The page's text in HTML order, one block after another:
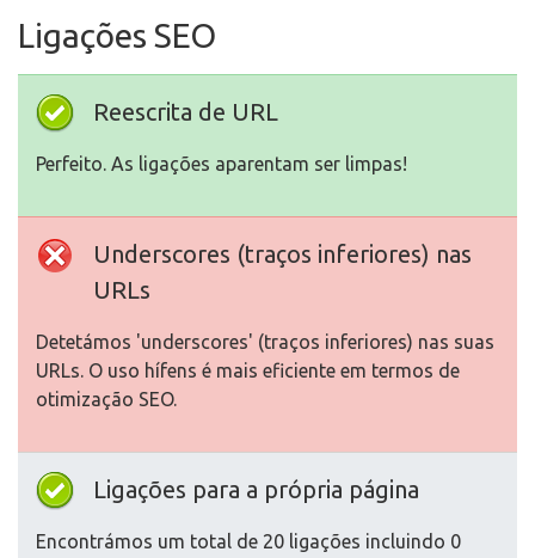
Ligações SEO
Reescrita de URL
Perfeito. As ligações aparentam ser limpas!
Underscores (traços inferiores) nas
URLs
Detetámos 'underscores' (traços inferiores) nas suas
URLs. O uso hífens é mais eficiente em termos de
otimização SEO.
Ligações para a própria página
Encontrámos um total de 20 ligações incluindo 0